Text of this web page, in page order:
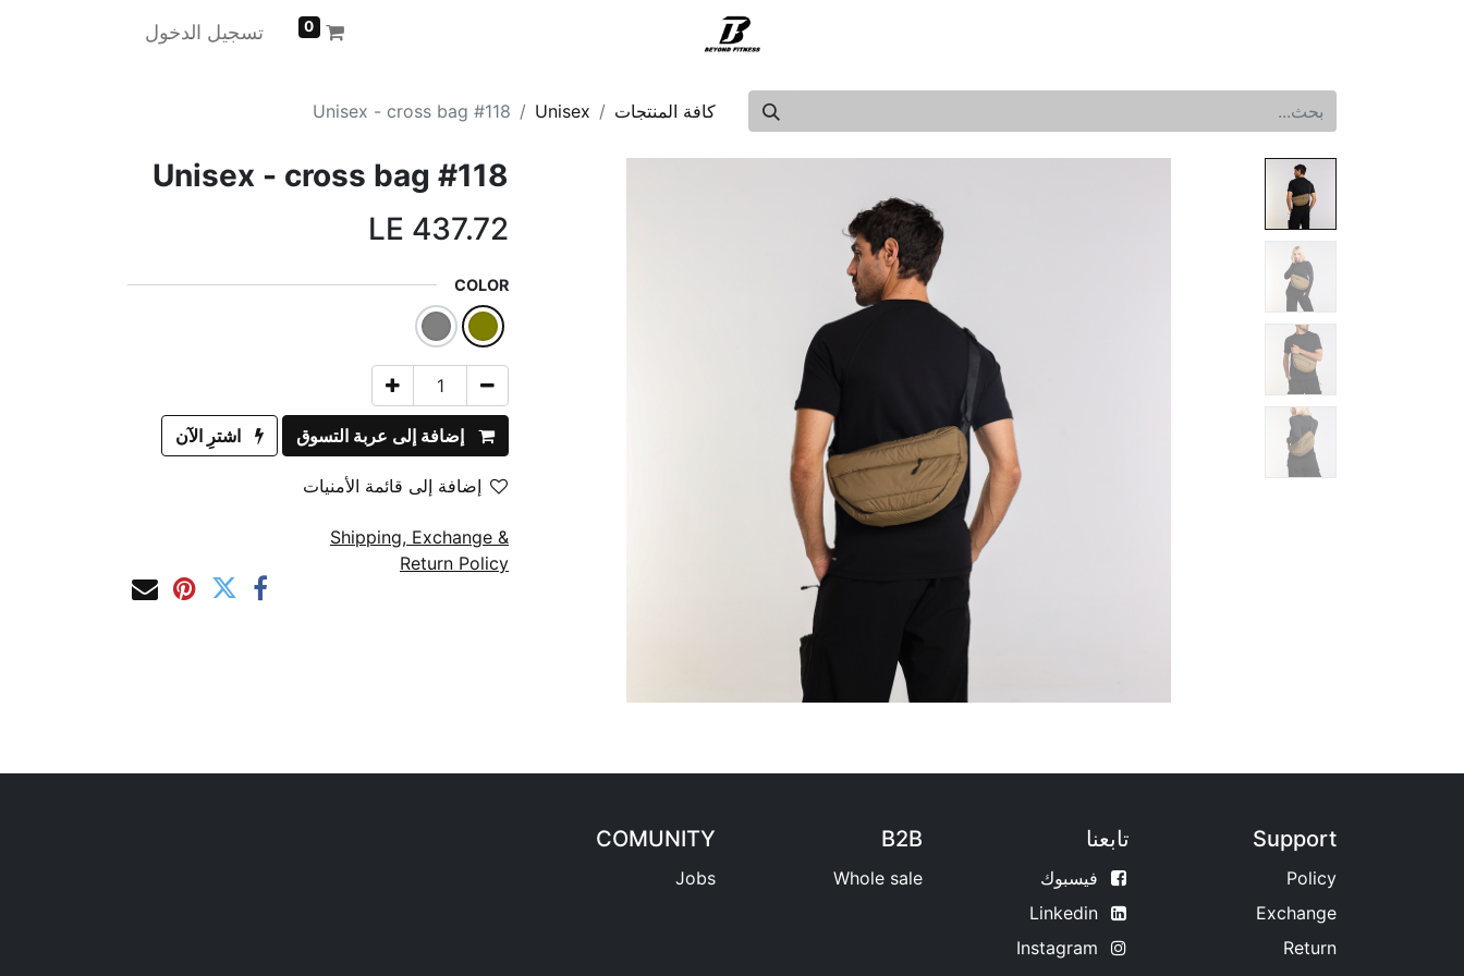
0 تسجيل الدخول
كافة المنتجات Unisex
Unisex - cross bag #118
Unisex - cross bag #118
437.72
COLOR
إضافة إلى عربة التسوق اشترِ الآن
إضافة إلى قائمة الأمنيات
Shipping, Exchange &
Return Policy
Support
Policy
Exchange
Return
تابعنا
فيسبوك
Linkedin
Instagram
B2B
Whole sale
COMUNITY
Jobs